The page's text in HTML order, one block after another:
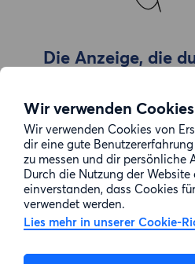
Wir verwenden Cookies
Wir verwenden Cookies von
dir eine gute
zu messen und dir persönliche
Durch die Nutzung der
einverstanden, dass Cookies
verwendet werden.
Lies mehr in unserer Cookie-
Die Anzeige, die
Zur Suche